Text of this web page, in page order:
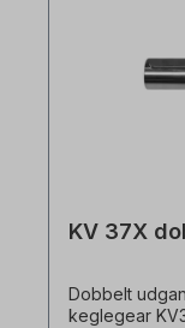
KV 37X
Dobbelt
keglegear